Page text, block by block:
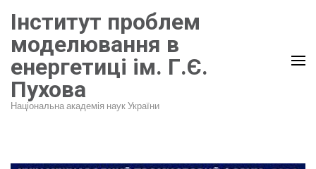
до
вмісту
(натисніть
Enter)
Інститут проблем
моделювання в
енергетиці ім. Г.Є.
Пухова
Національна академія наук України